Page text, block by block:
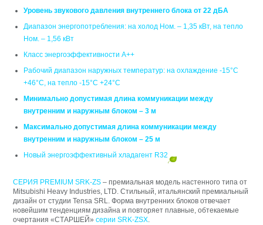
Уровень звукового давления внутреннего блока от 22 дБА
Диапазон энергопотребления: на холод Ном. – 1,35 кВт, на тепло
Ном. – 1,56 кВт
Класс энергоэффективности А++
Рабочий диапазон наружных температур: на охлаждение -15°C
+46°C, на тепло -15°C +24°C
Минимально допустимая длина коммуникации между
внутренним и наружным блоком – 3 м
Максимально допустимая длина коммуникации между
внутренним и наружным блоком – 25 м
Новый энергоэффективный хладагент R32
СЕРИЯ PREMIUM SRK-ZS – премиальная модель настенного типа от
Mitsubishi Heavy Industries, LTD. Стильный, итальянский премиальный
дизайн от студии Tensa SRL. Форма внутренних блоков отвечает
новейшим тенденциям дизайна и повторяет плавные, обтекаемые
очертания «СТАРШЕЙ»серии SRK-ZSX.